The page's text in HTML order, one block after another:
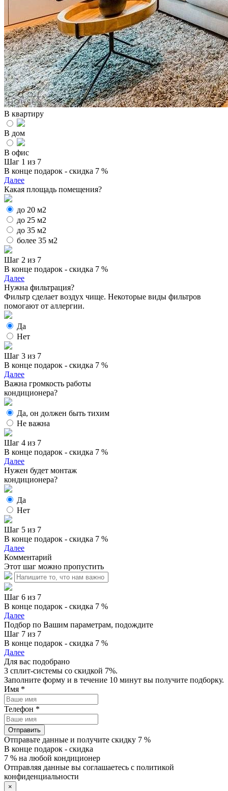
В квартиру
В дом
В офис
Шаг 1 из 7
В конце подарок - скидка 7 %
Далее
Какая площадь помещения?
до 20 м2
до 25 м2
до 35 м2
более 35 м2
Шаг 2 из 7
В конце подарок - скидка 7 %
Далее
Нужна фильтрация?
Фильтр сделает воздух чище. Некоторые виды фильтров
помогают от аллергии.
Да
Нет
Шаг 3 из 7
В конце подарок - скидка 7 %
Далее
Важна громкость работы
кондиционера?
Да, он должен быть тихим
Не важна
Шаг 4 из 7
В конце подарок - скидка 7 %
Далее
Нужен будет монтаж
кондиционера?
Да
Нет
Шаг 5 из 7
В конце подарок - скидка 7 %
Далее
Комментарий
Этот шаг можно пропустить
Шаг 6 из 7
В конце подарок - скидка 7 %
Далее
Подбор по Вашим параметрам, подождите
Шаг 7 из 7
В конце подарок - скидка 7 %
Далее
Для вас подобрано
3 сплит-системы со скидкой 7%.
Заполните форму и в течение 10 минут вы получите подборку.
Имя *
Телефон *
Отправить
Отправьте данные и получите скидку 7 %
В конце подарок - скидка
7 % на любой кондиционер
Отправляя данные вы соглашаетесь с политикой
конфиденциальности
×